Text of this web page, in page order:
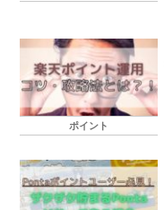
ポイント